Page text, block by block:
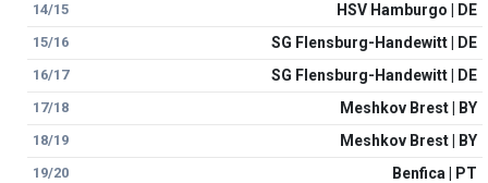
14/15 HSV Hamburgo | DE
15/16 SG Flensburg-Handewitt | DE
16/17 SG Flensburg-Handewitt | DE
17/18 Meshkov Brest | BY
18/19 Meshkov Brest | BY
19/20 Benfica | PT